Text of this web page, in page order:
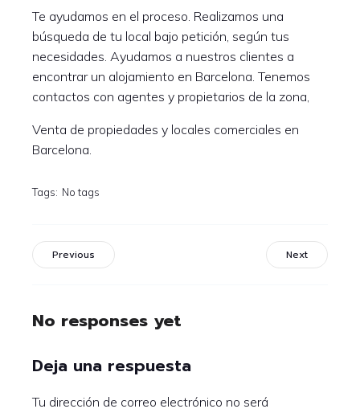
Te ayudamos en el proceso. Realizamos una
búsqueda de tu local bajo petición, según tus
necesidades. Ayudamos a nuestros clientes a
encontrar un alojamiento en Barcelona. Tenemos
contactos con agentes y propietarios de la zona,
Venta de propiedades y locales comerciales en
Barcelona.
Tags: No tags
Previous Next
No responses yet
Deja una respuesta
Tu dirección de correo electrónico no será